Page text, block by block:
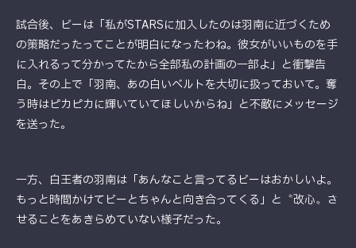
試合後、ビーは「私がSTARSに加入したのは羽南に近づくため
の策略だったってことが明白になったわね。彼女がいいものを手
に入れるって分かってたから全部私の計画の一部よ」と衝撃告
白。その上で「羽南、あの白いベルトを大切に扱っておいて。奪
う時はピカピカに輝いていてほしいからね」と不敵にメッセージ
を送った。
一方、白王者の羽南は「あんなこと言ってるビーはおかしいよ。
もっと時間かけてビーとちゃんと向き合ってくる」と〝改心〟さ
せることをあきらめていない様子だった。